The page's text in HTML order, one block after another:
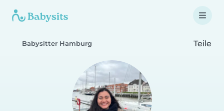
Babysitter Hamburg Teile